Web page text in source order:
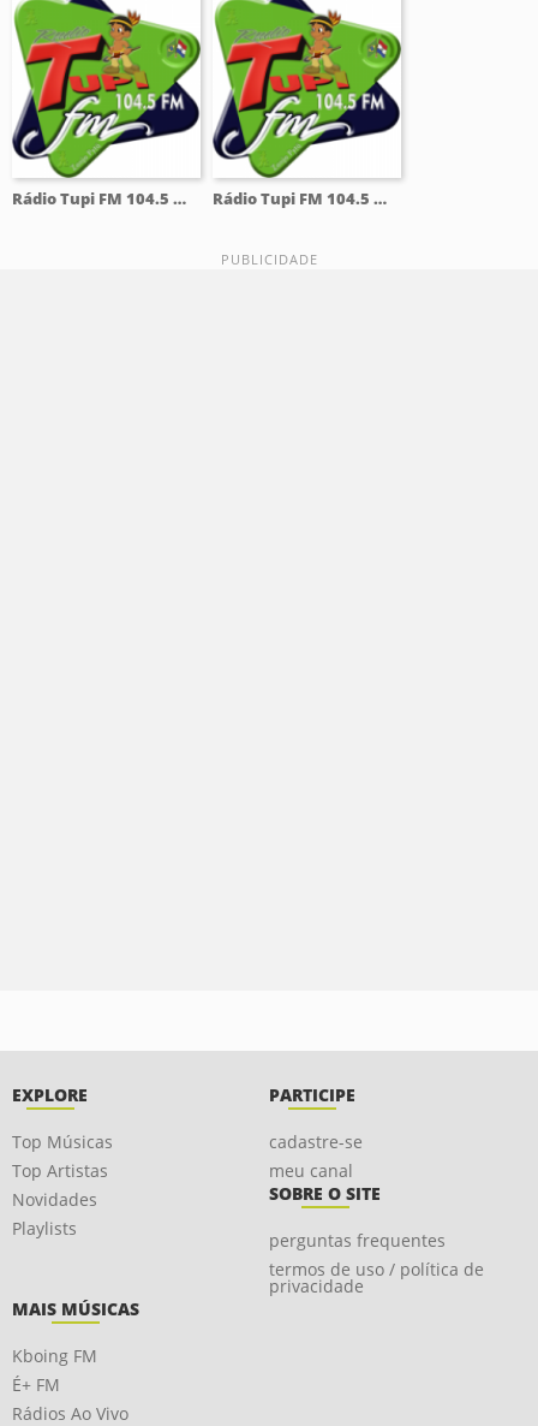
Rádio Tupi FM 104.5 Mhz Rádio Tupi FM 104.5 Mhz
EXPLORE
Top Músicas
Top Artistas
Novidades
Playlists
PARTICIPE
cadastre-se
meu canal
SOBRE O SITE
perguntas frequentes
termos de uso / política de
privacidade
MAIS MÚSICAS
Kboing FM
É+ FM
Rádios Ao Vivo